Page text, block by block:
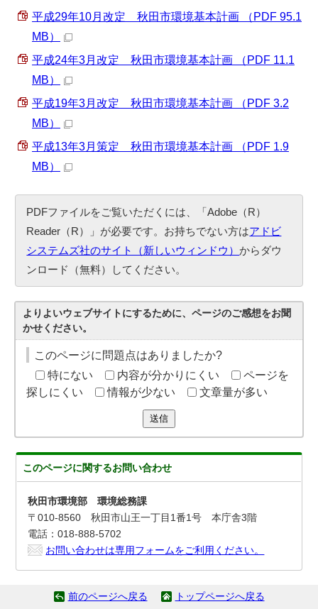
平成29年10月改定 秋田市環境基本計画 （PDF 95.1
MB）
平成24年3月改定 秋田市環境基本計画 （PDF 11.1
MB）
平成19年3月改定 秋田市環境基本計画 （PDF 3.2
MB）
平成13年3月策定 秋田市環境基本計画 （PDF 1.9
MB）
PDFファイルをご覧いただくには、「Adobe（R）
Reader（R）」が必要です。お持ちでない方はアドビ
システムズ社のサイト（新しいウィンドウ）からダウ
ンロード（無料）してください。
よりよいウェブサイトにするために、ページのご感想をお聞
かせください。
このページに問題点はありましたか?
特にない
内容が分かりにくい
ページを
探しにくい
情報が少ない 文章量が多い
送信
このページに関するお問い合わせ
秋田市環境部 環境総務課
〒010-8560 秋田市山王一丁目1番1号 本庁舎3階
電話：018-888-5702
お問い合わせは専用フォームをご利用ください。
前のページへ戻る トップページへ戻る